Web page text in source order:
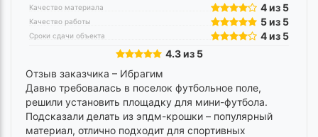
Качество материала 4 из 5
Качество работы 5 из 5
Сроки сдачи объекта
4 из 5
4.3 из 5
Отзыв заказчика – Ибрагим
Давно требовалась в поселок футбольное поле,
решили установить площадку для мини-футбола.
Подсказали делать из эпдм-крошки – популярный
материал, отлично подходит для спортивных